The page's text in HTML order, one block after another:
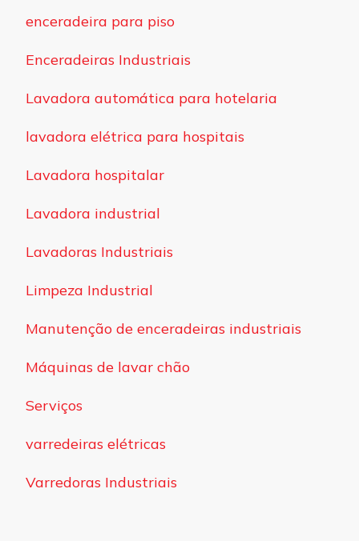
enceradeira para piso
Enceradeiras Industriais
Lavadora automática para hotelaria
lavadora elétrica para hospitais
Lavadora hospitalar
Lavadora industrial
Lavadoras Industriais
Limpeza Industrial
Manutenção de enceradeiras industriais
Máquinas de lavar chão
Serviços
varredeiras elétricas
Varredoras Industriais